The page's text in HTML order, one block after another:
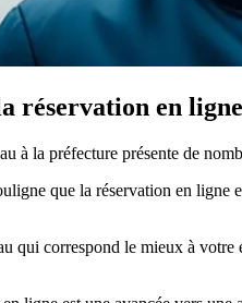
réservation en ligne
à la préfecture présente de
que la réservation en ligne
qui correspond le mieux à